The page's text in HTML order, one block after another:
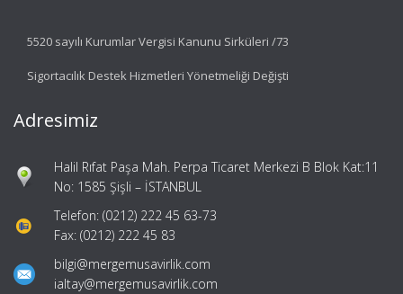
5520 sayılı Kurumlar Vergisi Kanunu Sirküleri /73
Sigortacılık Destek Hizmetleri Yönetmeliği Değişti
Adresimiz
Halil Rıfat Paşa Mah. Perpa Ticaret Merkezi B Blok Kat:11
No: 1585 Şişli – İSTANBUL
Telefon: (0212) 222 45 63-73
Fax: (0212) 222 45 83
bilgi@mergemusavirlik.com
ialtay@mergemusavirlik.com